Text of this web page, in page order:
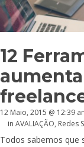
12
12 Maio, 2015 @ 12:39
in AVALIAÇÃO, Redes
Todos sabemos que